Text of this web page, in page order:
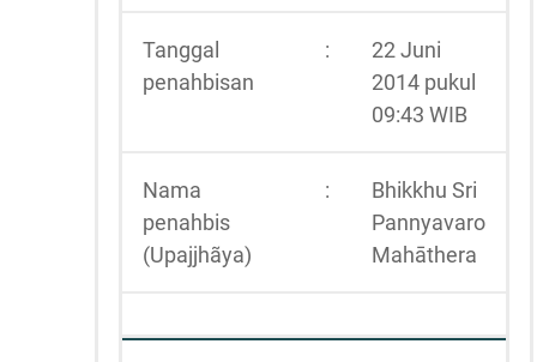
Tanggal
penahbisan
:
22 Juni
2014 pukul
09:43 WIB
Nama
penahbis
(Upajjhãya)
:
Bhikkhu Sri
Pannyavaro
Mahāthera